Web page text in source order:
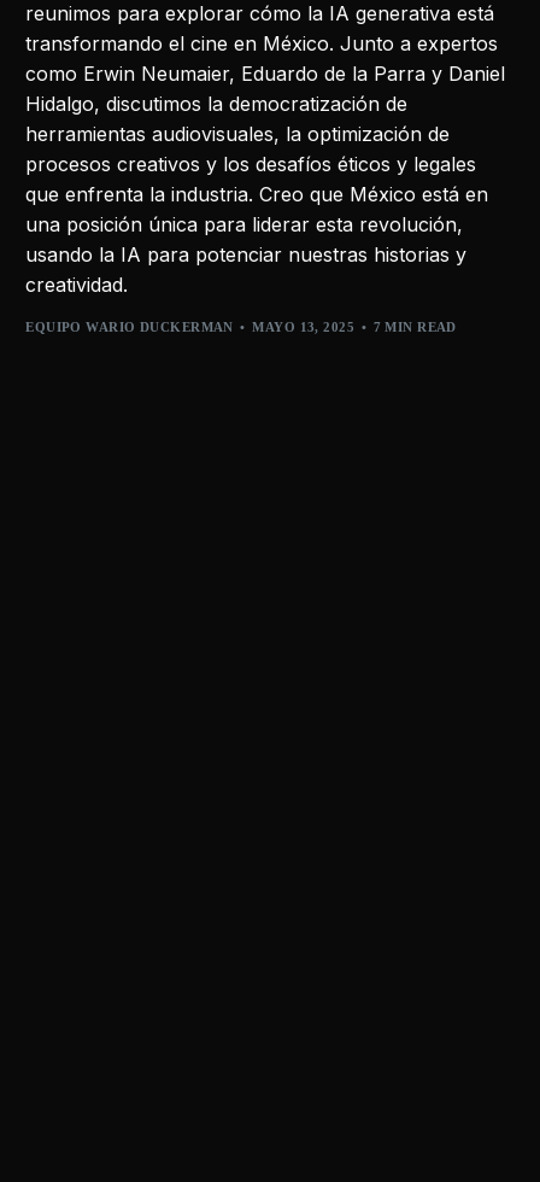
reunimos para explorar cómo la IA generativa está
transformando el cine en México. Junto a expertos
como Erwin Neumaier, Eduardo de la Parra y Daniel
Hidalgo, discutimos la democratización de
herramientas audiovisuales, la optimización de
procesos creativos y los desafíos éticos y legales
que enfrenta la industria. Creo que México está en
una posición única para liderar esta revolución,
usando la IA para potenciar nuestras historias y
creatividad.
EQUIPO WARIO DUCKERMAN MAYO 13, 2025 7 MIN READ